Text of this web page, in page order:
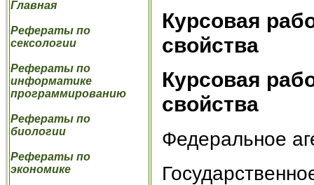
Главная
Рефераты по
сексологии
Рефераты по
информатике
программированию
Рефераты по
биологии
Рефераты по
экономике
Курсовая
свойства
Курсовая
свойства
Федеральное